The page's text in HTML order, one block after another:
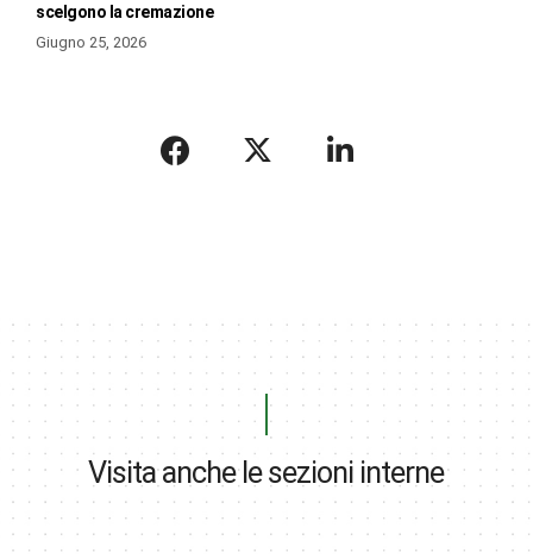
scelgono la cremazione
Giugno 25, 2026
Visita anche le sezioni interne